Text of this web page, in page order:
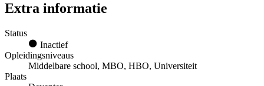
Extra informatie
Status
Inactief
Opleidingsniveaus
Middelbare school, MBO, HBO, Universiteit
Plaats